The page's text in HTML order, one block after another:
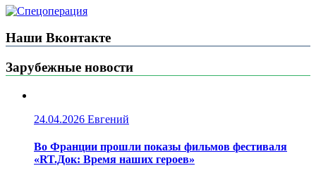
Наши Вконтакте
Зарубежные новости
24.04.2026 Евгений
Во Франции прошли показы фильмов фестиваля
«RT.Док: Время наших героев»